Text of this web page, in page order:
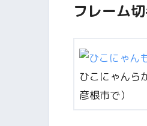
フレーム
ひこにゃんら
彦根市で）